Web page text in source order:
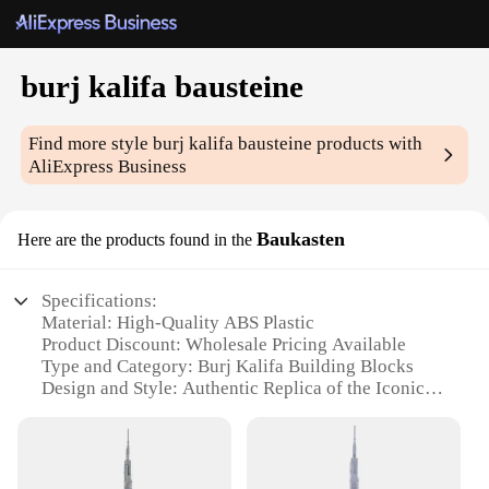
burj kalifa bausteine
Find more styleburj kalifa bausteine products with
AliExpress Business
Here are the products found in the Baukasten
Specifications:
Material: High-Quality ABS Plastic
Product Discount: Wholesale Pricing Available
Type and Category: Burj Kalifa Building Blocks
Design and Style: Authentic Replica of the Iconic
Usage and Purpose: Educational and Creative
Building Set
Typical Adaptive Scenario: Suitable for Ages 14+,